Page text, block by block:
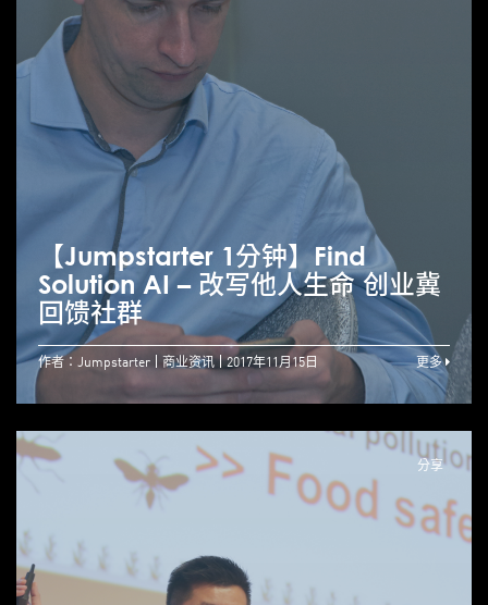
【Jumpstarter 1分钟】Find
Solution AI – 改写他人生命 创业冀
回馈社群
作者：Jumpstarter 商业资讯 2017年11月15日 更多
分享